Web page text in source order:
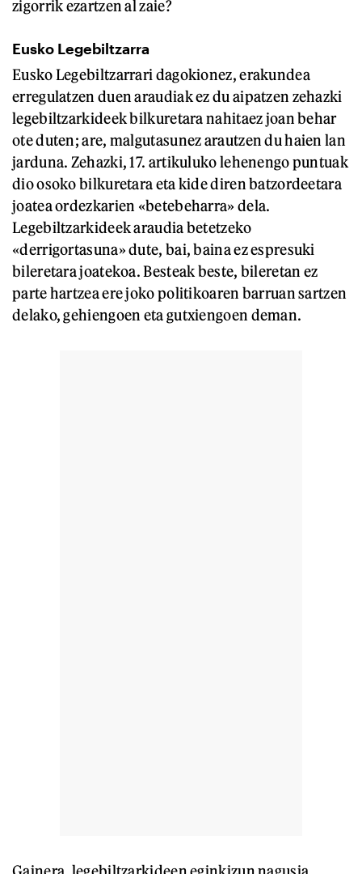
zigorrik ezartzen al zaie?
Eusko Legebiltzarra
Eusko Legebiltzarrari dagokionez, erakundea
erregulatzen duen araudiak ez du aipatzen zehazki
legebiltzarkideek bilkuretara nahitaez joan behar
ote duten; are, malgutasunez arautzen du haien lan
jarduna. Zehazki, 17. artikuluko lehenengo puntuak
dio osoko bilkuretara eta kide diren batzordeetara
joatea ordezkarien «betebeharra» dela.
Legebiltzarkideek araudia betetzeko
«derrigortasuna» dute, bai, baina ez espresuki
bileretara joatekoa. Besteak beste, bileretan ez
parte hartzea ere joko politikoaren barruan sartzen
delako, gehiengoen eta gutxiengoen deman.